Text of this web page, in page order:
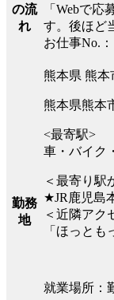
の流
れ
「Webで
す。後ほど
お仕事No.
勤務
地
熊本県 熊本
熊本県熊本
<最寄駅>
車・バイク
＜最寄り駅
★JR鹿児島
＜近隣アク
「ほっと
就業場所：